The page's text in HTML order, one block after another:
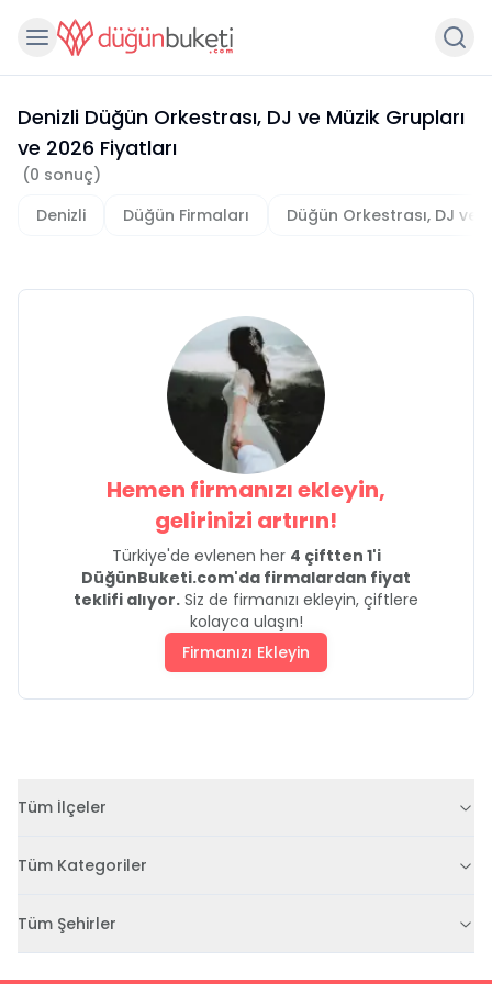
Denizli Düğün Orkestrası, DJ ve Müzik Grupları
ve 2026 Fiyatları
(0 sonuç)
Denizli
Düğün Firmaları Düğün Orkestrası, DJ ve
Hemen firmanızı ekleyin,
gelirinizi artırın!
Türkiye'de evlenen her 4 çiftten 1'i
DüğünBuketi.com'da firmalardan fiyat
teklifi alıyor. Siz de firmanızı ekleyin, çiftlere
kolayca ulaşın!
Firmanızı Ekleyin
Tüm İlçeler
Tüm Kategoriler
Tüm Şehirler